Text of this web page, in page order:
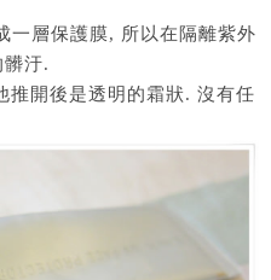
一層保護膜, 所以在隔離紫外
汙.
推開後是透明的霜狀. 沒有任